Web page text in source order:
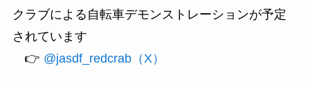
クラブによる自転車デモンストレーションが予定
されています
👉 @jasdf_redcrab（X）